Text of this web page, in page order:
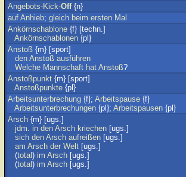
Angebots-Kick-Off{n}
auf Anhieb; gleich beim ersten Mal
Ankörnschablone {f} [techn.]
Ankörnschablonen {pl}
Anstoß {m} [sport]
den Anstoß ausführen
Welche Mannschaft hat Anstoß?
Anstoßpunkt {m} [sport]
Anstoßpunkte {pl}
Arbeitsunterbrechung {f}; Arbeitspause {f}
Arbeitsunterbrechungen {pl}; Arbeitspausen {pl}
Arsch {m} [ugs.]
jdm. in den Arsch kriechen [ugs.]
sich den Arsch aufreißen [ugs.]
am Arsch der Welt [ugs.]
(total) im Arsch [ugs.]
(total) im Arsch [ugs.]